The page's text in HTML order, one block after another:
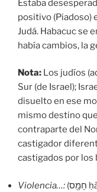
Estaba
positivo (Piadoso)
Judá. Habacuc se
había cambios, la
Nota: Los judíos
Sur (de Israel);
disuelto en ese
mismo destino
contraparte del
castigador
castigados por los
Violencia…: (חָמָ֖ס ḥā·mās). Las personas que ejercen